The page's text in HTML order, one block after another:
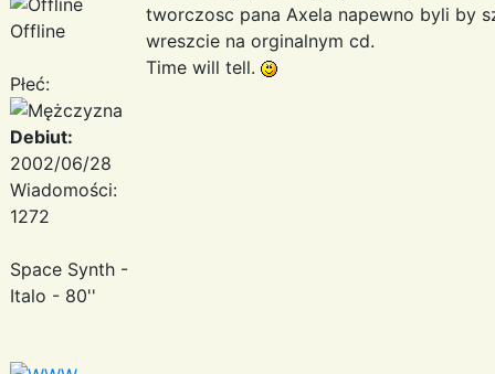
Offline
Płeć:
Debiut:
2002/06/28
Wiadomości:
1272
Space Synth -
Italo - 80''
tworczosc pana Axela napewno byli by
wreszcie na orginalnym cd.
Time will tell.